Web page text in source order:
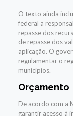
O texto ainda
federal a
repasse dos
de repasse dos
aplicação. O
regulamentar o
municípios.
Orçamento
De acordo com a
garantir acesso à